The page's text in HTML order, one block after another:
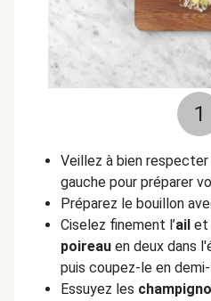
1
Veillez à bien
gauche pour préparer
Préparez le bouillon
Ciselez finement l’ail et
poireau en deux dans
puis coupez-le en
Essuyez les